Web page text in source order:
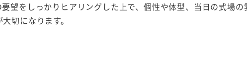
望をしっかりヒアリングした上で、個性や体型、当日の式場の
切になります。